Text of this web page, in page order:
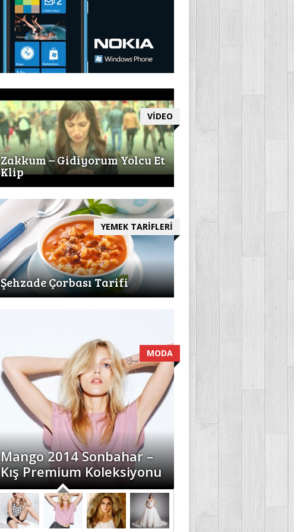
VİDEO
Zakkum – Gidiyorum Yolcu Et
Klip
YEMEK TARİFLERİ
Şehzade Çorbası Tarifi
MODA
Mango 2014 Sonbahar –
Kış Premium Koleksiyonu